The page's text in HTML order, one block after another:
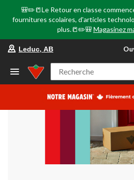
🎒✏️📒Le Retour en classe
fournitures scolaires, d'articles
plus.📒✏️🎒 Magasinez
votre
préféré
Leduc,
AB,
à
22:00
cliquer
pour
Leduc, AB
Recherche